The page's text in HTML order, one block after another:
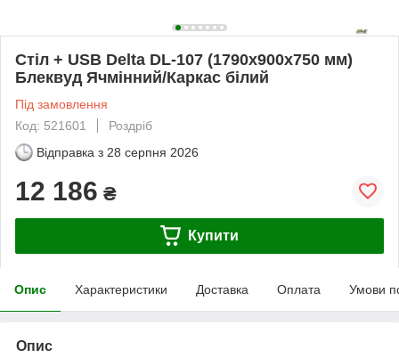
Стіл + USB Delta DL-107 (1790х900х750 мм)
Блеквуд Ячмінний/Каркас білий
Під замовлення
Код: 521601
Роздріб
Відправка з 28 серпня 2026
12 186 ₴
Купити
Опис Характеристики Доставка Оплата Умови
Опис